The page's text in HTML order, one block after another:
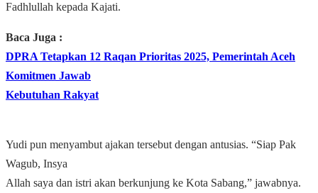
Fadhlullah kepada Kajati.
Baca Juga :
DPRA Tetapkan 12 Raqan Prioritas 2025, Pemerintah Aceh
Komitmen Jawab
Kebutuhan Rakyat
Yudi pun menyambut ajakan tersebut dengan antusias. “Siap Pak
Wagub, Insya
Allah saya dan istri akan berkunjung ke Kota Sabang,” jawabnya.